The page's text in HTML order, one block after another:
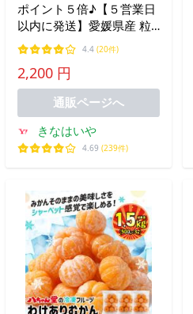
ポイント５倍♪【５営業日
以内に発送】愛媛県産 粒
楽 冷凍みかん１ｋｇ（つ
ぶらく）
4.4 (20件)
2,200 円
通販ページへ
きなはいや
4.69 (239件)